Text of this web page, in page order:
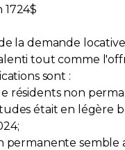
1724$
la demande
tout comme
sont :
résidents non
était en légère
permanente semble